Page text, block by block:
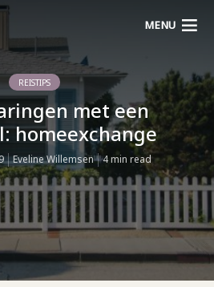
MENU
REISTIPS
met een
homeexchange
Eveline Willemsen 4 min read